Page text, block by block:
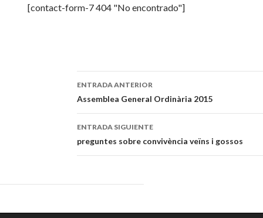
[contact-form-7 404 "No encontrado"]
Navegación
de
entradas
ENTRADA ANTERIOR
Assemblea General Ordinària 2015
ENTRADA SIGUIENTE
preguntes sobre convivència veïns i gossos